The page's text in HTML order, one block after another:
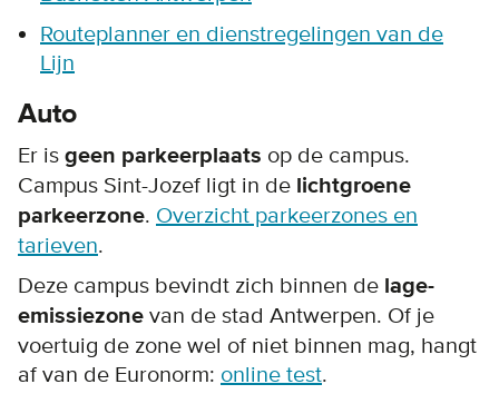
Routeplanner en dienstregelingen van de
Lijn
Auto
Er is geen parkeerplaats op de campus.
Campus Sint-Jozef ligt in de lichtgroene
parkeerzone. Overzicht parkeerzones en
tarieven.
Deze campus bevindt zich binnen de lage-
emissiezone van de stad Antwerpen. Of je
voertuig de zone wel of niet binnen mag, hangt
af van de Euronorm: online test.